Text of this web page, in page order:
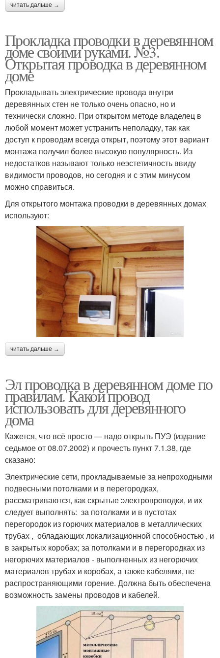
читать дальше →
Прокладка проводки в деревянном
доме своими руками. №3.
Открытая проводка в деревянном
доме
Прокладывать электрические провода внутри
деревянных стен не только очень опасно, но и
технически сложно. При открытом методе владелец в
любой момент может устранить неполадку, так как
доступ к проводам всегда открыт, поэтому этот вариант
монтажа получил более высокую популярность. Из
недостатков называют только неэстетичность ввиду
видимости проводов, но сегодня и с этим минусом
можно справиться.
Для открытого монтажа проводки в деревянных домах
используют:
читать дальше →
Эл проводка в деревянном доме по
правилам. Какой провод
использовать для деревянного
дома
Кажется, что всё просто — надо открыть ПУЭ (издание
седьмое от 08.07.2002) и прочесть пункт 7.1.38, где
сказано:
Электрические сети, прокладываемые за непроходными
подвесными потолками и в перегородках,
рассматриваются, как скрытые электропроводки, и их
следует выполнять: за потолками и в пустотах
перегородок из горючих материалов в металлических
трубах , обладающих локализационной способностью , и
в закрытых коробах; за потолками и в перегородках из
негорючих материалов - выполненных из негорючих
материалов трубах и коробах, а также кабелями, не
распространяющими горение. Должна быть обеспечена
возможность замены проводов и кабелей.